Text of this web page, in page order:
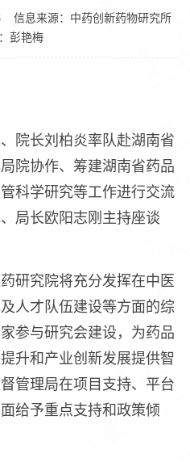
信息来源：中药创新药物研究所
彭艳梅
长刘柏炎率队赴湖南省
院协作、筹建湖南省药品
科学研究等工作进行交流
局长欧阳志刚主持座谈
究院将充分发挥在中医
人才队伍建设等方面的综
参与研究会建设，为药品
升和产业创新发展提供智
管理局在项目支持、平台
给予重点支持和政策倾